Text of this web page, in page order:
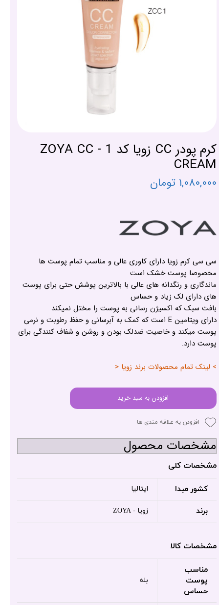
کرم پودر CC زویا کد 1 - ZOYA CC
CREAM
۱,۰۸۰,۰۰۰ تومان
سی سی کرم زویا دارای کاوری عالی و مناسب تمام پوست ها
مخصوصا پوست خشک است
ماندگاری و رنگدانه های عالی با بالاترین پوشش حتی برای پوست
های دارای لک زیاد و حساس
بافت سبک که اکسیژن رسانی به پوست را مختل نمیکند
دارای ویتامین E است که کمک به آبرسانی و حفظ رطوبت و نرمی
پوست میکند و خاصیت ضدلک بودن و روشن و شفاف کنندگی برای
پوست دارد.
> لینک تمام محصولات برند زویا <
افزودن به سبد خرید
افزودن به علاقه مندی ها
مشخصات محصول
مشخصات کلی
کشور مبدا ایتالیا
برند زویا - ZOYA
مشخصات کالا
مناسب
پوست
حساس
بله